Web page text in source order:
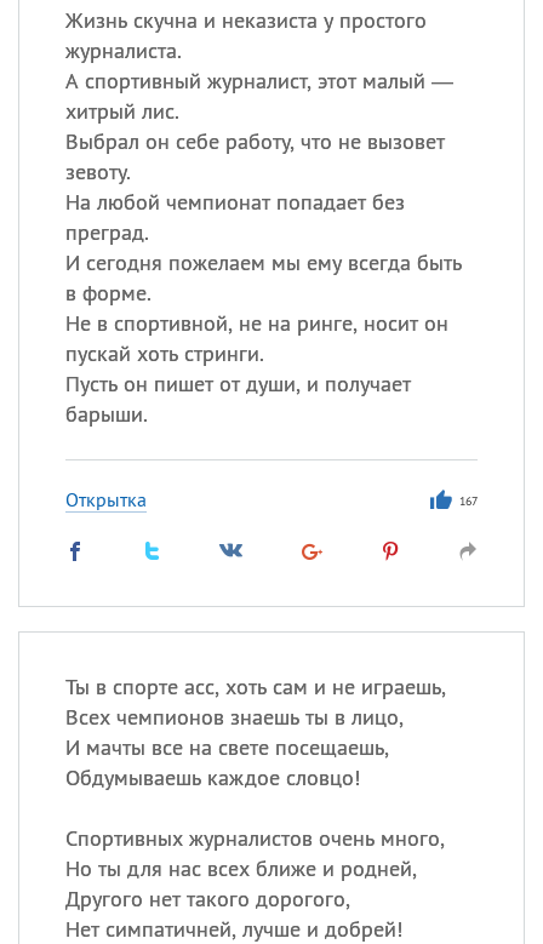
Жизнь скучна и неказиста у простого
журналиста.
А спортивный журналист, этот малый —
хитрый лис.
Выбрал он себе работу, что не вызовет
зевоту.
На любой чемпионат попадает без
преград.
И сегодня пожелаем мы ему всегда быть
в форме.
Не в спортивной, не на ринге, носит он
пускай хоть стринги.
Пусть он пишет от души, и получает
барыши.
Открытка 167
Ты в спорте асс, хоть сам и не играешь,
Всех чемпионов знаешь ты в лицо,
И мачты все на свете посещаешь,
Обдумываешь каждое словцо!
Спортивных журналистов очень много,
Но ты для нас всех ближе и родней,
Другого нет такого дорогого,
Нет симпатичней, лучше и добрей!